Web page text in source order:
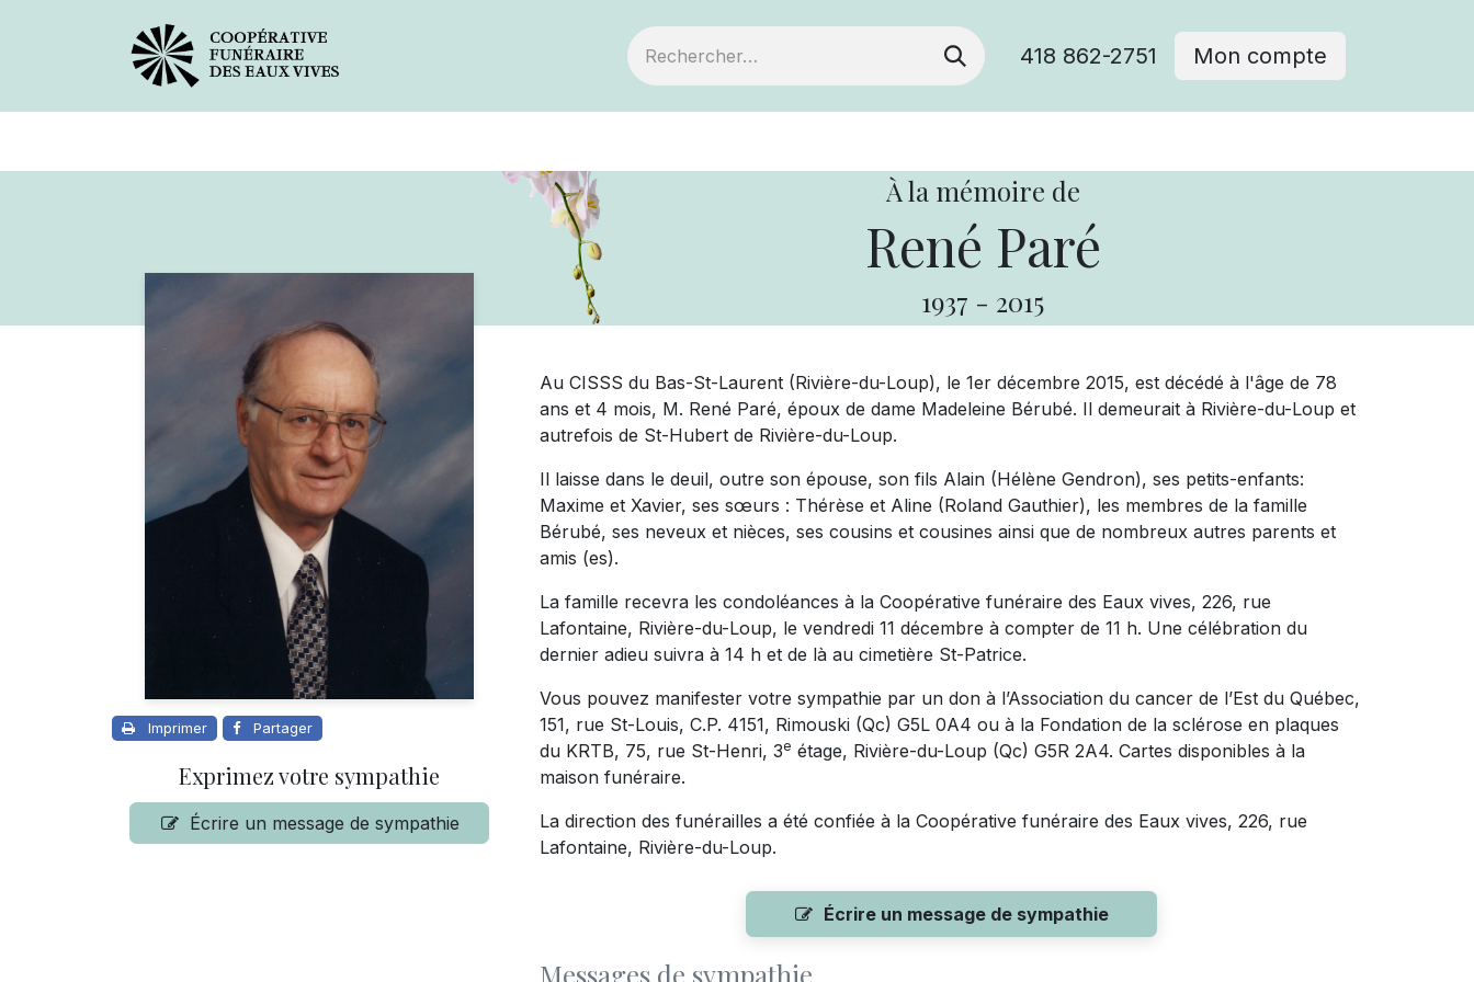
418 862-2751 Mon compte
À la mémoire de
René Paré
1937 - 2015
Imprimer Partager
Exprimez votre sympathie
Écrire un message de sympathie
Au CISSS du Bas-St-Laurent (Rivière-du-Loup), le 1er décembre 2015, est décédé à l'âge de 78
ans et 4 mois, M. René Paré, époux de dame Madeleine Bérubé. Il demeurait à Rivière-du-Loup et
autrefois de St-Hubert de Rivière-du-Loup.
Il laisse dans le deuil, outre son épouse, son fils Alain (Hélène Gendron), ses petits-enfants:
Maxime et Xavier, ses sœurs : Thérèse et Aline (Roland Gauthier), les membres de la famille
Bérubé, ses neveux et nièces, ses cousins et cousines ainsi que de nombreux autres parents et
amis (es).
La famille recevra les condoléances à la Coopérative funéraire des Eaux vives, 226, rue
Lafontaine, Rivière-du-Loup, le vendredi 11 décembre à compter de 11 h. Une célébration du
dernier adieu suivra à 14 h et de là au cimetière St-Patrice.
Vous pouvez manifester votre sympathie par un don à l’Association du cancer de l’Est du Québec,
151, rue St-Louis, C.P. 4151, Rimouski (Qc) G5L 0A4 ou à la Fondation de la sclérose en plaques
du KRTB, 75, rue St-Henri, 3e étage, Rivière-du-Loup (Qc) G5R 2A4. Cartes disponibles à la
maison funéraire.
La direction des funérailles a été confiée à la Coopérative funéraire des Eaux vives, 226, rue
Lafontaine, Rivière-du-Loup.
Écrire un message de sympathie
Messages de sympathie